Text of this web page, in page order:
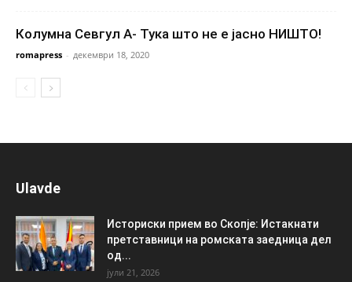
Колумна Севгул А- Тука што не е јасно НИШТО!
romapress - декември 18, 2020
Ulavde
Историски прием во Скопје: Истакнати
претставници на ромската заедница дел
од...
јули 21, 2026